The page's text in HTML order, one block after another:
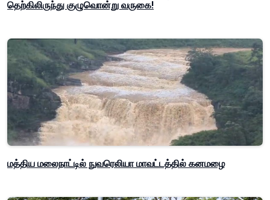
தெற்கிலிருந்து குழுவொன்று வருகை!
மத்திய மலைநாட்டில் நுவரெலியா மாவட்டத்தில் கனமழை